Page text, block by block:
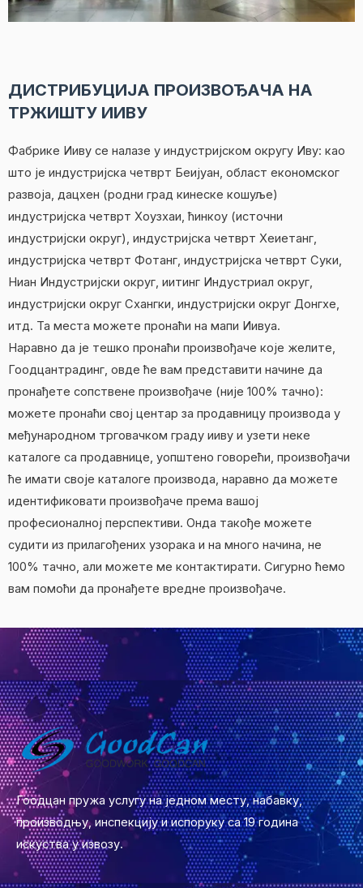
ДИСТРИБУЦИЈА ПРОИЗВОЂАЧА НА
ТРЖИШТУ ИИВУ
Фабрике Ииву се налазе у индустријском округу Иву: као
што је индустријска четврт Беијуан, област економског
развоја, дацхен (родни град кинеске кошуље)
индустријска четврт Хоузхаи, ћинкоу (источни
индустријски округ), индустријска четврт Хеиетанг,
индустријска четврт Фотанг, индустријска четврт Суки,
Ниан Индустријски округ, иитинг Индустриал округ,
индустријски округ Схангки, индустријски округ Донгхе,
итд. Та места можете пронаћи на мапи Иивуа.
Наравно да је тешко пронаћи произвођаче које желите,
Гоодцантрадинг, овде ће вам представити начине да
пронађете сопствене произвођаче (није 100% тачно):
можете пронаћи свој центар за продавницу производа у
међународном трговачком граду ииву и узети неке
каталоге са продавнице, уопштено говорећи, произвођачи
ће имати своје каталоге производа, наравно да можете
идентификовати произвођаче према вашој
професионалној перспективи. Онда такође можете
судити из прилагођених узорака и на много начина, не
100% тачно, али можете ме контактирати. Сигурно ћемо
вам помоћи да пронађете вредне произвођаче.
Гоодцан пружа услугу на једном месту, набавку,
производњу, инспекцију и испоруку са 19 година
искуства у извозу.